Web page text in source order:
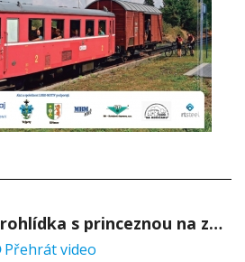
Prohlídka s princeznou na zámku Stekník
Přehrát video